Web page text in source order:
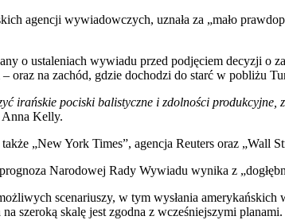
agencji wywiadowczych, uznała za „mało
o ustaleniach wywiadu przed podjęciem decyzji o
na zachód, gdzie dochodzi do starć w pobliżu
irańskie pociski balistyczne i zdolności produkcyjne,
Anna Kelly.
„New York Times”, agencja Reuters oraz „Wall
Narodowej Rady Wywiadu wynika z
scenariuszy, w tym wysłania
szeroką skalę jest zgodna z wcześniejszymi planami.